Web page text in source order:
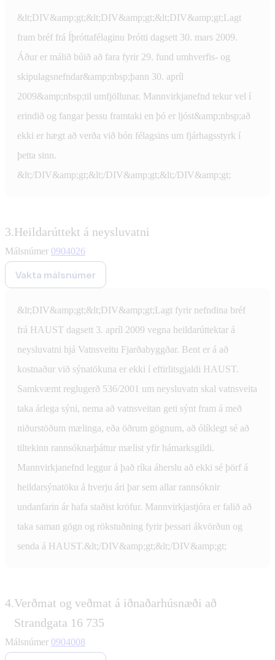
&lt;DIV&amp;gt;&lt;DIV&amp;gt;&lt;DIV&amp;gt;Lagt
fram bréf frá Íþróttafélaginu Þrótti dagsett 30. mars 2009.
Áður er málið búið að fara fyrir 29. fund umhverfis- og
skipulagsnefndar&amp;nbsp;þann 30. apríl
2009&amp;nbsp;til umfjöllunar. Mannvirkjanefnd tekur vel í
erindið og fangar þessu framtaki en þó er ljóst&amp;nbsp;að
ekki er hægt að verða við bón félagsins um fjárhagsstyrk í
þetta sinn.
&lt;/DIV&amp;gt;&lt;/DIV&amp;gt;&lt;/DIV&amp;gt;
3.Heildarúttekt á neysluvatni
Málsnúmer 0904026
Vakta málsnúmer
&lt;DIV&amp;gt;&lt;DIV&amp;gt;Lagt fyrir nefndina bréf
frá HAUST dagsett 3. apríl 2009 vegna heildarúttektar á
neysluvatni hjá Vatnsveitu Fjarðabyggðar. Bent er á að
kostnaður við sýnatökuna er ekki í eftirlitsgjaldi HAUST.
Samkvæmt reglugerð 536/2001 um neysluvatn skal vatnsveita
taka árlega sýni, nema að vatnsveitan geti sýnt fram á með
niðurstöðum mælinga, eða öðrum gögnum, að ólíklegt sé að
tiltekinn rannsóknarþáttur mælist yfir hámarksgildi.
Mannvirkjanefnd leggur á það ríka áherslu að ekki sé þörf á
heildarsýnatöku á hverju ári þar sem allar rannsóknir
undanfarin ár hafa staðist kröfur. Mannvirkjastjóra er falið að
taka saman gögn og rökstuðning fyrir þessari ákvörðun og
senda á HAUST.&lt;/DIV&amp;gt;&lt;/DIV&amp;gt;
4.Verðmat og veðmat á iðnaðarhúsnæði að
Strandgata 16 735
Málsnúmer 0904008